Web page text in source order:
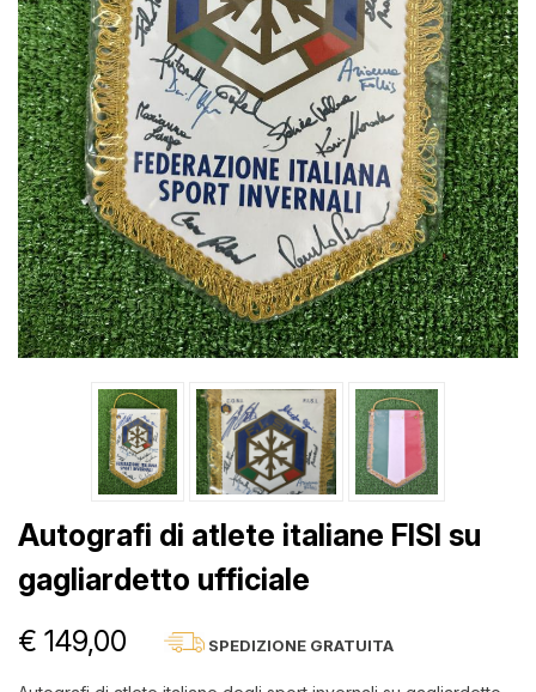
Autografi di atlete italiane FISI su
gagliardetto ufficiale
€ 149,00 SPEDIZIONE GRATUITA